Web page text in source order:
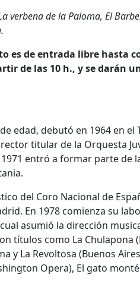
verbena de la Paloma, El
es de entrada libre hasta
de las 10 h., y se darán
edad, debutó en 1964 en el
titular de la Orquesta
entró a formar parte de
del Coro Nacional de
En 1978 comienza su
asumió la dirección
títulos como La Chulapona
y La Revoltosa (Buenos
Opera), El gato